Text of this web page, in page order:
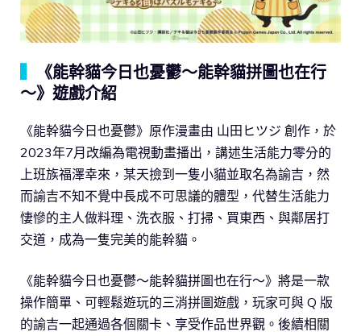
《能幹貓今日也憂鬱～能幹貓拼圖也在行
～》遊戲介紹
《能幹貓今日也憂鬱》原作漫畫由 山田ヒツジ 創作，於
2023年7月改編為電視動畫播出，講述生活能力零分的
上班族福澤幸來，某天撿到一隻小貓並取名為諭吉，然
而諭吉不知不覺中長成不可思議的體型，代替生活能力
悽慘的主人做料理、洗衣服、打掃、買東西、與鄰居打
交道，成為一隻完美的能幹貓。
《能幹貓今日也憂鬱～能幹貓拼圖也在行～》將是一款
操作簡單、可輕鬆遊玩的三消拼圖遊戲，玩家可與 Q 版
的諭吉一起通過各個關卡、享受作品世界觀。後續相關